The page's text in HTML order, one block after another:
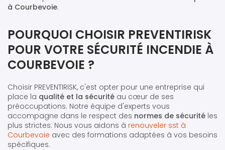
à Courbevoie.
POURQUOI CHOISIR PREVENTIRISK
POUR VOTRE SÉCURITÉ INCENDIE À
COURBEVOIE ?
Choisir PREVENTIRISK, c'est opter pour une entreprise qui
place la qualité et la sécurité au cœur de ses
préoccupations. Notre équipe d'experts vous
accompagne dans le respect des normes de sécurité les
plus strictes. Nous vous aidons à renouveler sst à
Courbevoie avec des formations adaptées à vos besoins
spécifiques.